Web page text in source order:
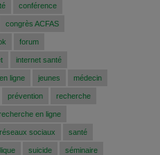
conférence
congrès ACFAS
forum
internet santé
ligne jeunes médecin
prévention recherche
en ligne
réseaux sociaux santé
suicide séminaire